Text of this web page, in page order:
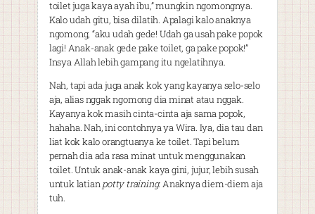
toilet juga kaya ayah ibu,” mungkin ngomongnya.
Kalo udah gitu, bisa dilatih. Apalagi kalo anaknya
ngomong, “aku udah gede! Udah ga usah pake popok
lagi! Anak-anak gede pake toilet, ga pake popok!”
Insya Allah lebih gampang itu ngelatihnya.
Nah, tapi ada juga anak kok yang kayanya selo-selo
aja, alias nggak ngomong dia minat atau nggak.
Kayanya kok masih cinta-cinta aja sama popok,
hahaha. Nah, ini contohnya ya Wira. Iya, dia tau dan
liat kok kalo orangtuanya ke toilet. Tapi belum
pernah dia ada rasa minat untuk menggunakan
toilet. Untuk anak-anak kaya gini, jujur, lebih susah
untuk latianpotty training. Anaknya diem-diem aja
tuh.